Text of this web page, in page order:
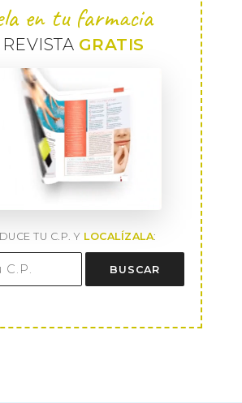
en tu farmacia
GRATIS
TU C.P. Y LOCALÍZALA:
BUSCAR